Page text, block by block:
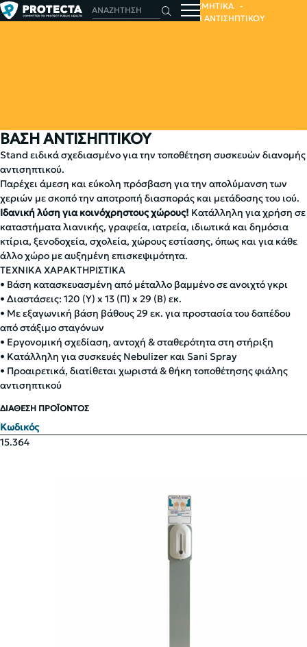
ΑΡΧΙΚΗ
ΑΠΟΛΥΜΑΝΤΙΚΑ - ΑΠΟΣΜΗΤΙΚΑ
ΑΠΟΛΥΜΑΝΤΙΚΑ - ΚΑΘΑΡΙΣΤΙΚΑ
ΒΑΣΗ ΑΝΤΙΣΗΠΤΙΚΟΥ
ΒΑΣΗ ΑΝΤΙΣΗΠΤΙΚΟΥ
Stand ειδικά σχεδιασμένο για την τοποθέτηση συσκευών διανομής
αντισηπτικού.
Παρέχει άμεση και εύκολη πρόσβαση για την απολύμανση των
χεριών με σκοπό την αποτροπή διασποράς και μετάδοσης του ιού.
Ιδανική λύση για κοινόχρηστους χώρους! Κατάλληλη για χρήση σε
καταστήματα λιανικής, γραφεία, ιατρεία, ιδιωτικά και δημόσια
κτίρια, ξενοδοχεία, σχολεία, χώρους εστίασης, όπως και για κάθε
άλλο χώρο με αυξημένη επισκεψιμότητα.
ΤΕΧΝΙΚΑ ΧΑΡΑΚΤΗΡΙΣΤΙΚΑ
• Βάση κατασκευασμένη από μέταλλο βαμμένο σε ανοιχτό γκρι
• Διαστάσεις: 120 (Y) x 13 (Π) x 29 (Β) εκ.
• Με εξαγωνική βάση βάθους 29 εκ. για προστασία του δαπέδου
από στάξιμο σταγόνων
• Εργονομική σχεδίαση, αντοχή & σταθερότητα στη στήριξη
• Κατάλληλη για συσκευές Nebulizer και Sani Spray
• Προαιρετικά, διατίθεται χωριστά & θήκη τοποθέτησης φιάλης
αντισηπτικού
ΔΙΑΘΕΣΗ ΠΡΟΪΟΝΤΟΣ
Κωδικός
15.364